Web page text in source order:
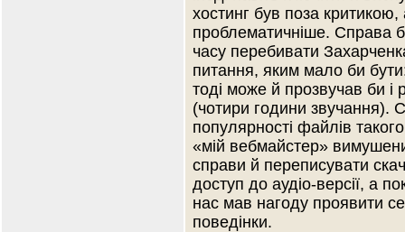
хостинг був поза
проблематичніше. Справа
часу перебивати
питання, яким мало би
тоді може й прозвучав би і
(чотири години звучання).
популярності файлів
«мій вебмайстер»
справи й переписувати
доступ до аудіо-версії, а
нас мав нагоду проявити
поведінки.